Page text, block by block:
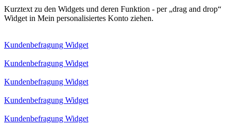
Kurztext zu den Widgets und deren Funktion - per „drag and drop“
Widget in Mein personalisiertes Konto ziehen.
Kundenbefragung Widget
Kundenbefragung Widget
Kundenbefragung Widget
Kundenbefragung Widget
Kundenbefragung Widget